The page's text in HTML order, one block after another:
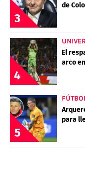
3
de
4
El
arco
5
para